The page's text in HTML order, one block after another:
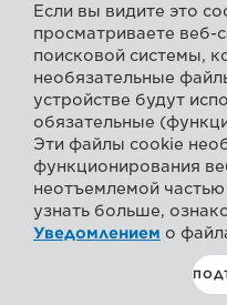
Размер и
Габариты
Прибл. 131 x 180 x 231
[с блендой объектива,
микрофона и ручкой]
Вес (только камера)
XA15: прибл. 750 г XA11:
Если вы видите это
просматриваете веб-
поисковой системы,
необязательные
устройстве будут
обязательные
Эти файлы cookie
функционирования
неотъемлемой
узнать больше,
Уведомлением о